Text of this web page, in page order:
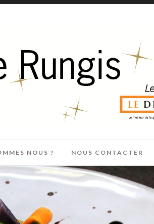
NOUS ? NOUS CONTACTER